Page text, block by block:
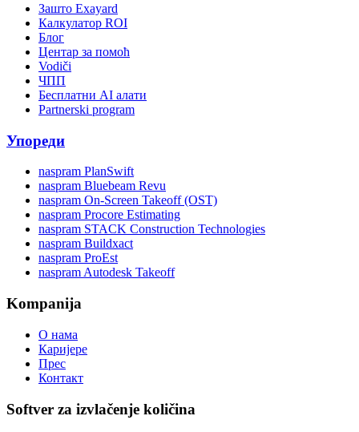
Зашто Exayard
Калкулатор ROI
Блог
Центар за помоћ
Vodiči
ЧПП
Бесплатни AI алати
Partnerski program
Упореди
naspram PlanSwift
naspram Bluebeam Revu
naspram On-Screen Takeoff (OST)
naspram Procore Estimating
naspram STACK Construction Technologies
naspram Buildxact
naspram ProEst
naspram Autodesk Takeoff
Kompanija
О нама
Каријере
Прес
Контакт
Softver za izvlačenje količina